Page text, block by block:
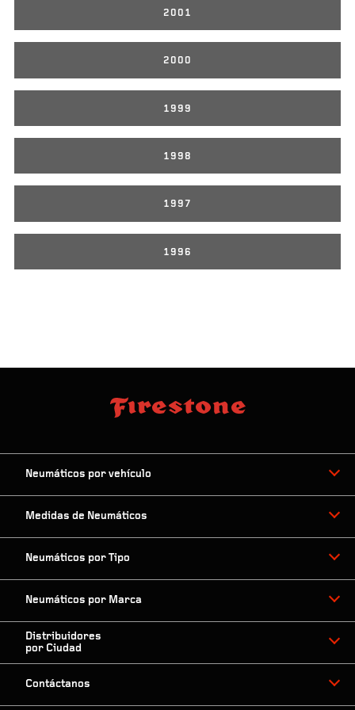
2001
2000
1999
1998
1997
1996
Neumáticos por vehículo
Medidas de Neumáticos
Neumáticos por Tipo
Neumáticos por Marca
Distribuidores
por Ciudad
Contáctanos